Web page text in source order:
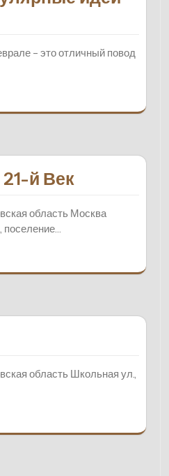
– это отличный повод
й Век
область Москва
поселение…
область Школьная ул.,